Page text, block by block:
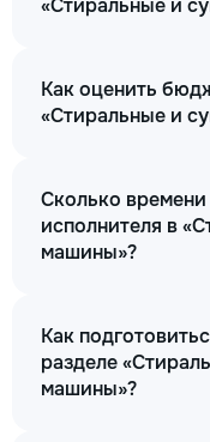
«Стиральные и
Как оценить
«Стиральные и
Сколько
исполнителя в
машины»?
Как
разделе
машины»?